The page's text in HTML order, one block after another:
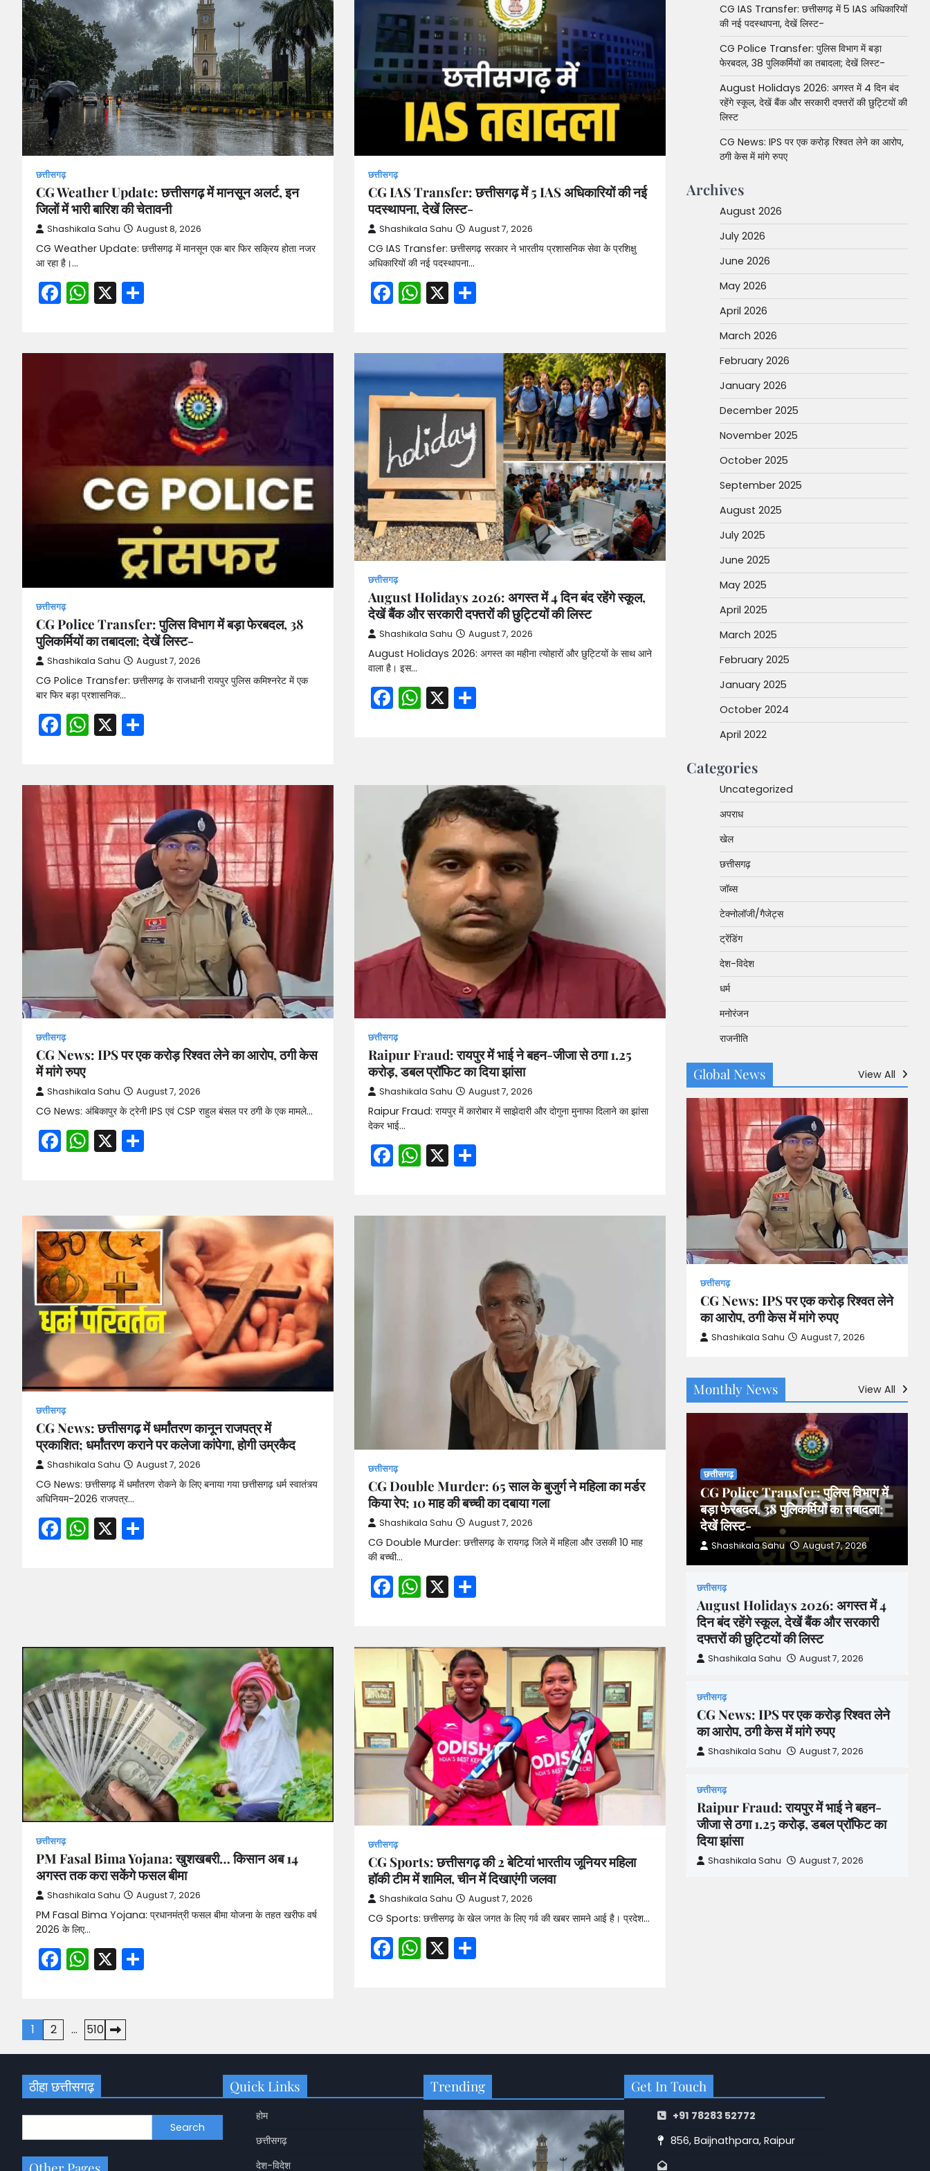
छत्तीसगढ़
CG Weather Update: छत्तीसगढ़ में मानसून अलर्ट, इन
जिलों में भारी बारिश की चेतावनी
Shashikala Sahu August 8, 2026
CG Weather Update: छत्तीसगढ़ में मानसून एक बार फिर सक्रिय होता नजर
आ रहा है।…
Facebook
WhatsApp
X
छत्तीसगढ़
CG IAS Transfer: छत्तीसगढ़ में 5 IAS अधिकारियों की नई
पदस्थापना, देखें लिस्ट-
Shashikala Sahu August 7, 2026
CG IAS Transfer: छत्तीसगढ़ सरकार ने भारतीय प्रशासनिक सेवा के प्रशिक्षु
अधिकारियों की नई पदस्थापना…
Facebook
WhatsApp
X
छत्तीसगढ़
CG Police Transfer: पुलिस विभाग में बड़ा फेरबदल, 38
पुलिकर्मियों का तबादला; देखें लिस्ट-
Shashikala Sahu August 7, 2026
CG Police Transfer: छत्तीसगढ़ के राजधानी रायपुर पुलिस कमिश्नरेट में एक
बार फिर बड़ा प्रशासनिक…
Facebook
WhatsApp
X
छत्तीसगढ़
August Holidays 2026: अगस्त में 4 दिन बंद रहेंगे स्कूल,
देखें बैंक और सरकारी दफ्तरों की छुट्टियों की लिस्ट
Shashikala Sahu August 7, 2026
August Holidays 2026: अगस्त का महीना त्योहारों और छुट्टियों के साथ आने
वाला है। इस…
Facebook
WhatsApp
X
छत्तीसगढ़
CG News: IPS पर एक करोड़ रिश्वत लेने का आरोप, ठगी केस
में मांगे रुपए
Shashikala Sahu August 7, 2026
CG News: अंबिकापुर के ट्रेनी IPS एवं CSP राहुल बंसल पर ठगी के एक मामले…
Facebook
WhatsApp
X
छत्तीसगढ़
Raipur Fraud: रायपुर में भाई ने बहन-जीजा से ठगा 1.25
करोड़, डबल प्रॉफिट का दिया झांसा
Shashikala Sahu August 7, 2026
Raipur Fraud: रायपुर में कारोबार में साझेदारी और दोगुना मुनाफा दिलाने का झांसा
देकर भाई…
Facebook
WhatsApp
X
छत्तीसगढ़
CG News: छत्तीसगढ़ में धर्मांतरण कानून राजपत्र में
प्रकाशित; धर्मांतरण कराने पर कलेजा कांपेगा, होगी उम्रकैद
Shashikala Sahu August 7, 2026
CG News: छत्तीसगढ़ में धर्मांतरण रोकने के लिए बनाया गया छत्तीसगढ़ धर्म स्वातंत्र्य
अधिनियम-2026 राजपत्र…
Facebook
WhatsApp
X
छत्तीसगढ़
CG Double Murder: 65 साल के बुजुर्ग ने महिला का मर्डर
किया रेप; 10 माह की बच्ची का दबाया गला
Shashikala Sahu August 7, 2026
CG Double Murder: छत्तीसगढ़ के रायगढ़ जिले में महिला और उसकी 10 माह
की बच्ची…
Facebook
WhatsApp
X
छत्तीसगढ़
PM Fasal Bima Yojana: खुशखबरी… किसान अब 14
अगस्त तक करा सकेंगे फसल बीमा
Shashikala Sahu August 7, 2026
PM Fasal Bima Yojana: प्रधानमंत्री फसल बीमा योजना के तहत खरीफ वर्ष
2026 के लिए…
Facebook
WhatsApp
X
छत्तीसगढ़
CG Sports: छत्तीसगढ़ की 2 बेटियां भारतीय जूनियर महिला
हॉकी टीम में शामिल, चीन में दिखाएंगी जलवा
Shashikala Sahu August 7, 2026
CG Sports: छत्तीसगढ़ के खेल जगत के लिए गर्व की खबर सामने आई है। प्रदेश…
Facebook
WhatsApp
X
Posts
pagination
1 2 … 510
CG IAS Transfer: छत्तीसगढ़ में 5 IAS अधिकारियों
की नई पदस्थापना, देखें लिस्ट-
CG Police Transfer: पुलिस विभाग में बड़ा
फेरबदल, 38 पुलिकर्मियों का तबादला; देखें लिस्ट-
August Holidays 2026: अगस्त में 4 दिन बंद
रहेंगे स्कूल, देखें बैंक और सरकारी दफ्तरों की छुट्टियों की
लिस्ट
CG News: IPS पर एक करोड़ रिश्वत लेने का आरोप,
ठगी केस में मांगे रुपए
Archives
August 2026
July 2026
June 2026
May 2026
April 2026
March 2026
February 2026
January 2026
December 2025
November 2025
October 2025
September 2025
August 2025
July 2025
June 2025
May 2025
April 2025
March 2025
February 2025
January 2025
October 2024
April 2022
Categories
Uncategorized
अपराध
खेल
छत्तीसगढ़
जॉब्स
टेक्नोलॉजी/गैजेट्स
ट्रेंडिंग
देश-विदेश
धर्म
मनोरंजन
राजनीति
Global News View All
छत्तीसगढ़
CG Double Murder: 65 साल के
बुजुर्ग ने महिला का मर्डर किया रेप; 10 माह
की बच्ची का दबाया गला
Shashikala Sahu August 7, 2026
छत्तीसगढ़
CG News: IPS पर एक करोड़ रिश्वत लेने
का आरोप, ठगी केस में मांगे रुपए
Shashikala Sahu August 7, 2026
Monthly News View All
छत्तीसगढ़
CG Police Transfer: पुलिस विभाग में
बड़ा फेरबदल, 38 पुलिकर्मियों का तबादला;
देखें लिस्ट-
Shashikala Sahu August 7, 2026
छत्तीसगढ़
August Holidays 2026: अगस्त में 4
दिन बंद रहेंगे स्कूल, देखें बैंक और सरकारी
दफ्तरों की छुट्टियों की लिस्ट
Shashikala Sahu August 7, 2026
छत्तीसगढ़
CG News: IPS पर एक करोड़ रिश्वत लेने
का आरोप, ठगी केस में मांगे रुपए
Shashikala Sahu August 7, 2026
छत्तीसगढ़
Raipur Fraud: रायपुर में भाई ने बहन-
जीजा से ठगा 1.25 करोड़, डबल प्रॉफिट का
दिया झांसा
Shashikala Sahu August 7, 2026
ठीहा छत्तीसगढ़
Search
Other Pages
Quick Links
होम
छत्तीसगढ़
देश-विदेश
Trending Get In Touch
+91 78283 52772
856, Baijnathpara, Raipur